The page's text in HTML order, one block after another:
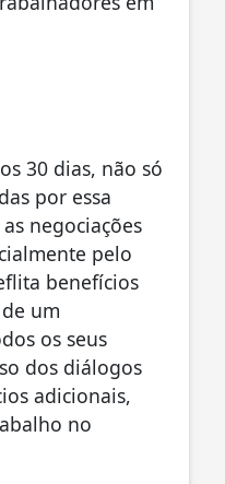
30 dias, não só
por essa
negociações
pelo
benefícios
um
os seus
dos diálogos
adicionais,
no